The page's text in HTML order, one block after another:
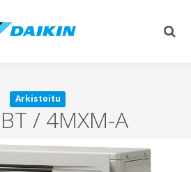
Arkistoitu
/ 4MXM-A